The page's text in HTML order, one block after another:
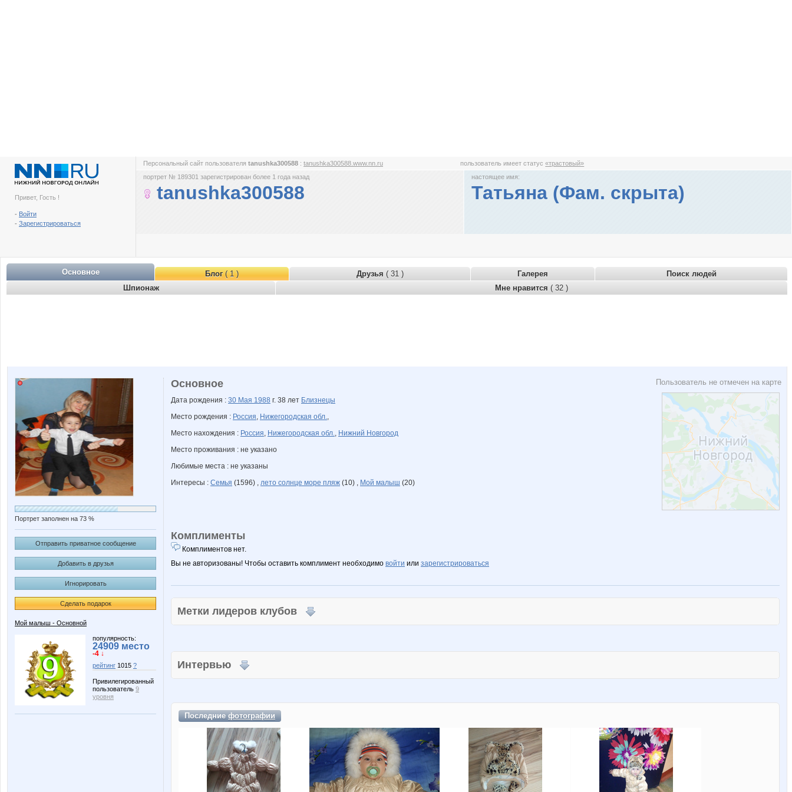
Привет, Гость !
- Войти
- Зарегистрироваться
Персональный сайт пользователя tanushka300588 : tanushka300588.www.nn.ru пользователь имеет статус«трастовый»
портрет № 189301 зарегистрирован более 1 года назад
tanushka300588
настоящее имя:
Татьяна (Фам. скрыта)
Основное Блог( 1 ) Друзья ( 31 ) Галерея
Поиск людей
Шпионаж
Мне нравится ( 32 )
Портрет заполнен на 73 %
Отправить приватное сообщение
Добавить в друзья
Игнорировать
Сделать подарок
Мой малыш - Основной
популярность:
24909 место
-4 ↓
рейтинг 1015 ?
Привилегированный
пользователь 9
уровня
Пользователь не отмечен на карте
Основное
Дата рождения : 30 Мая 1988 г. 38 лет Близнецы
Место рождения : Россия, Нижегородская обл.,
Место нахождения : Россия, Нижегородская обл., Нижний Новгород
Место проживания : не указано
Любимые места : не указаны
Интересы : Семья (1596) , лето солнце море пляж (10) , Мой малыш (20)
Комплименты
Комплиментов нет.
Вы не авторизованы! Чтобы оставить комплимент необходимо войти или зарегистрироваться
Метки лидеров клубов
Интервью
Последниефотографии